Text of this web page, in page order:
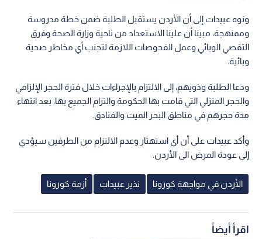
ونوه عبيدات إلى أن الأردن يستقبل الطلبة ضمن خطة مدروسة
وممنهجة، مبينا أن علينا الاستعداد من ناحية وزارة الصحة وفرق
التقصي الوبائي وعمل الفحوصات اللازمة لتجنب أي مخاطر صحية
وبائية.
ودعا الطلبة وذويهم، إلى الالتزام بالإجراءات خلال فترة الحجر الإلزامي
والحجر المنزلي التي قامت بها الحكومة والتزام الجميع بها، بعد انتهاء
مدة حجرهم في مناطق البحر الميت والفنادق.
وأكد عبيدات على أن أي استهتار وعدم الالتزام من الطرفين سيؤدي
إلى عودة المرض الى الأردن.
الأردن في مواجهة كورونا نذير عبيدات أزمة كورونا
اقرأ أيضاً